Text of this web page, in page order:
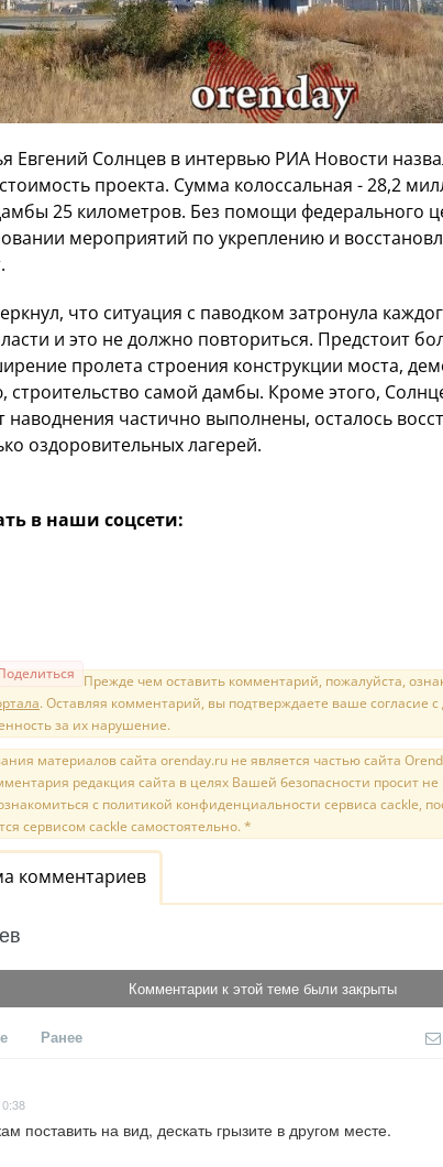
Евгений Солнцев в интервью РИА Новости
проекта. Сумма колоссальная - 28,2
25 километров. Без помощи федерального
мероприятий по укреплению и
что ситуация с паводком затронула
и это не должно повториться. Предстоит
пролета строения конструкции моста,
самой дамбы. Кроме этого,
частично выполнены, осталось
оздоровительных лагерей.
в наши соцсети:
Прежде чем оставить комментарий, пожалуйста,
. Оставляя комментарий, вы подтверждаете ваше согласие
за их нарушение.
материалов сайта orenday.ru не является частью сайта
редакция сайта в целях Вашей безопасности просит
с политикой конфиденциальности сервиса cackle,
сервисом cackle самостоятельно. *
комментариев
Комментарии к этой теме были закрыты
Ранее
поставить на вид, дескать грызите в другом месте.